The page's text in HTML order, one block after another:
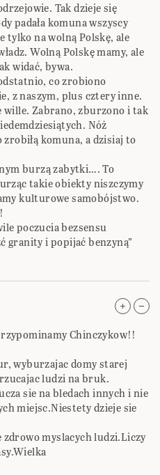
Tak dzieje się
padała komuna wszyscy
tylko na wolną Polskę, ale
Wolną Polskę mamy, ale
widać, bywa.
co zrobiono
z naszym, plus cztery inne.
wille. Zabrano, zburzono i tak
Nóż
komuna, a dzisiaj to
burzą zabytki…. To
takie obiekty niszczymy
kulturowe samobójstwo.
poczucia bezsensu
granity i popijać benzyną”
Chinczykow!!
wyburzajac domy starej
ludzi na bruk.
sie na bledach innych i nie
miejsc.Niestety dzieje sie
zdrowo myslacych ludzi.Liczy